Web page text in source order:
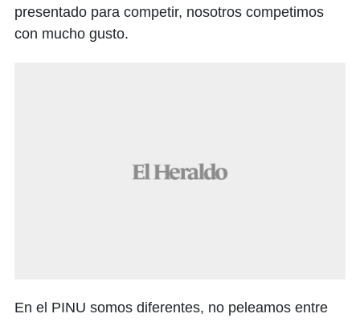
presentado para competir, nosotros competimos
con mucho gusto.
En el PINU somos diferentes, no peleamos entre